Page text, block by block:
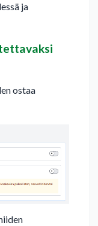
ja
ostaa